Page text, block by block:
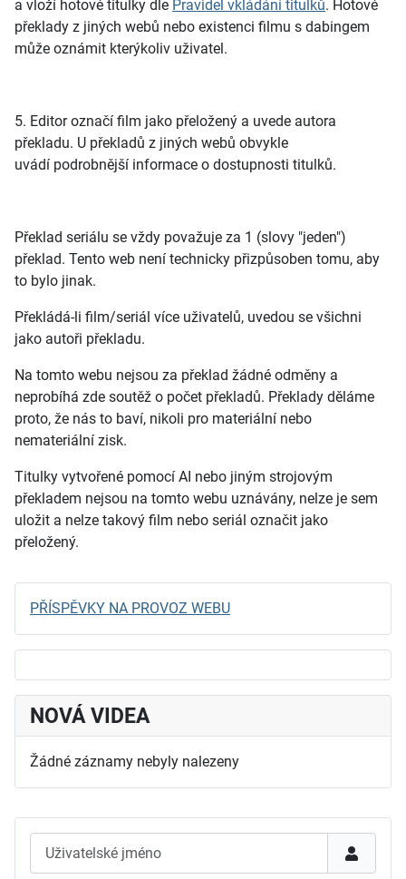
a vloží hotové titulky dle Pravidel vkládání titulků. Hotové
překlady z jiných webů nebo existenci filmu s dabingem
může oznámit kterýkoliv uživatel.
5. Editor označí film jako přeložený a uvede autora
překladu. U překladů z jiných webů obvykle
uvádí podrobnější informace o dostupnosti titulků.
Překlad seriálu se vždy považuje za 1 (slovy "jeden")
překlad. Tento web není technicky přizpůsoben tomu, aby
to bylo jinak.
Překládá-li film/seriál více uživatelů, uvedou se všichni
jako autoři překladu.
Na tomto webu nejsou za překlad žádné odměny a
neprobíhá zde soutěž o počet překladů. Překlady děláme
proto, že nás to baví, nikoli pro materiální nebo
nemateriální zisk.
Titulky vytvořené pomocí AI nebo jiným strojovým
překladem nejsou na tomto webu uznávány, nelze je sem
uložit a nelze takový film nebo seriál označit jako
přeložený.
PŘÍSPĚVKY NA PROVOZ WEBU
NOVÁ VIDEA
Žádné záznamy nebyly nalezeny